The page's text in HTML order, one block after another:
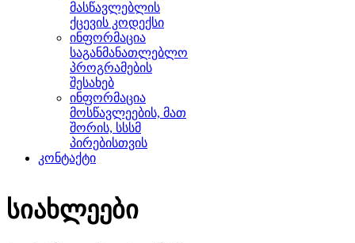
მასწავლებლის
ქცევის კოდექსი
ინფორმაცია
საგანმანათლებლო
პროგრამების
შესახებ
ინფორმაცია
მოსწავლეების, მათ
შორის, სსსმ
პირებისთვის
კონტაქტი
სიახლეები